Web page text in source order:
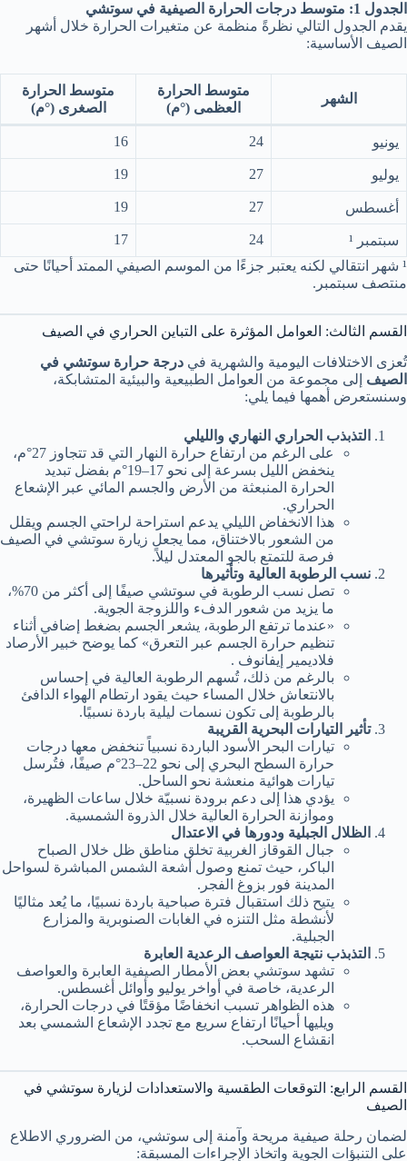
الجدول 1: متوسط درجات الحرارة الصيفية في سوتشي
يقدم الجدول التالي نظرةً منظمة عن متغيرات الحرارة خلال أشهر
الصيف الأساسية:
الشهر
متوسط الحرارة
العظمى (°م)
متوسط الحرارة
الصغرى (°م)
يونيو 24
16
يوليو 27
19
أغسطس 27
19
سبتمبر ¹ 24
17
¹ شهر انتقالي لكنه يعتبر جزءًا من الموسم الصيفي الممتد أحيانًا حتى
منتصف سبتمبر.
القسم الثالث: العوامل المؤثرة على التباين الحراري في الصيف
تُعزى الاختلافات اليومية والشهرية في درجة حرارة سوتشي في
الصيف إلى مجموعة من العوامل الطبيعية والبيئية المتشابكة،
وسنستعرض أهمها فيما يلي:
التذبذب الحراري النهاري والليلي
على الرغم من ارتفاع حرارة النهار التي قد تتجاوز 27°م،
ينخفض الليل بسرعة إلى نحو 17–19°م بفضل تبديد
الحرارة المنبعثة من الأرض والجسم المائي عبر الإشعاع
الحراري.
هذا الانخفاض الليلي يدعم استراحة لراحتي الجسم ويقلل
من الشعور بالاختناق، مما يجعل زيارة سوتشي في الصيف
فرصة للتمتع بالجو المعتدل ليلاً.
نسب الرطوبة العالية وتأثيرها
تصل نسب الرطوبة في سوتشي صيفًا إلى أكثر من 70%،
ما يزيد من شعور الدفء واللزوجة الجوية.
«عندما ترتفع الرطوبة، يشعر الجسم بضغط إضافي أثناء
تنظيم حرارة الجسم عبر التعرق» كما يوضح خبير الأرصاد
فلاديمير إيفانوف .
بالرغم من ذلك، تُسهم الرطوبة العالية في إحساس
بالانتعاش خلال المساء حيث يقود ارتطام الهواء الدافئ
بالرطوبة إلى تكون نسمات ليلية باردة نسبيًا.
تأثير التيارات البحرية القريبة
تيارات البحر الأسود الباردة نسبياً تنخفض معها درجات
حرارة السطح البحري إلى نحو 22–23°م صيفًا، فتُرسل
تيارات هوائية منعشة نحو الساحل.
يؤدي هذا إلى دعم برودة نسبيّة خلال ساعات الظهيرة،
وموازنة الحرارة العالية خلال الذروة الشمسية.
الظلال الجبلية ودورها في الاعتدال
جبال القوقاز الغربية تخلق مناطق ظل خلال الصباح
الباكر، حيث تمنع وصول أشعة الشمس المباشرة لسواحل
المدينة فور بزوغ الفجر.
يتيح ذلك استقبال فترة صباحية باردة نسبيًا، ما يُعد مثاليًا
لأنشطة مثل التنزه في الغابات الصنوبرية والمزارع
الجبلية.
التذبذب نتيجة العواصف الرعدية العابرة
تشهد سوتشي بعض الأمطار الصيفية العابرة والعواصف
الرعدية، خاصة في أواخر يوليو وأوائل أغسطس.
هذه الظواهر تسبب انخفاضًا مؤقتًا في درجات الحرارة،
ويليها أحيانًا ارتفاع سريع مع تجدد الإشعاع الشمسي بعد
انقشاع السحب.
القسم الرابع: التوقعات الطقسية والاستعدادات لزيارة سوتشي في
الصيف
لضمان رحلة صيفية مريحة وآمنة إلى سوتشي، من الضروري الاطلاع
على التنبؤات الجوية واتخاذ الإجراءات المسبقة: